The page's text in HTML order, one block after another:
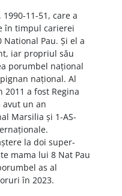
11-51, care a
în timpul carierei
National Pau. Și el a
iar propriul său
porumbel național
național. Al
a fost Regina
avut un an
Marsilia și 1-AS-
la doi super-
mama lui 8 Nat Pau
as al
în 2023.